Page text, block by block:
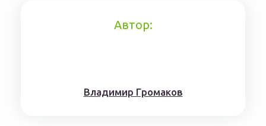
Автор:
Влaдимиp Гpoмaкoв